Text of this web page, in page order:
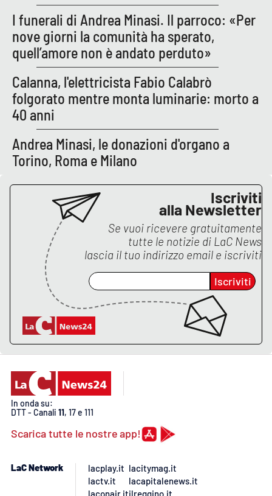
LACALABRIAVISIONE
Destinazioni
Eventi
Food
Storie
NETWORK
Lacplay.it
Lactv.it
Laconair.it
Lacitymag.it
Ilreggino.it
Cosenzachannel.it
Catanzarochannel.it
I funerali di Andrea Minasi. Il parroco: «Per
nove giorni la comunità ha sperato,
quell’amore non è andato perduto»
Calanna, l'elettricista Fabio Calabrò
folgorato mentre monta luminarie: morto a
40 anni
Andrea Minasi, le donazioni d'organo a
Torino, Roma e Milano
Iscriviti
alla Newsletter
Se vuoi ricevere gratuitamente
tutte le notizie di LaC News
lascia il tuo indirizzo email e iscriviti
Iscriviti
In onda su:
DTT - Canali 11, 17 e 111
Scarica tutte le nostre app!
LaC Network
lacplay.it
lactv.it
laconair.it
lacitymag.it
lacapitalenews.it
ilreggino.it